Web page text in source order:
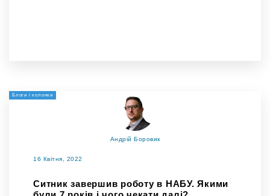
Блоги і колонки
Андрій Боровик
16 Квітня, 2022
Ситник завершив роботу в НАБУ. Якими